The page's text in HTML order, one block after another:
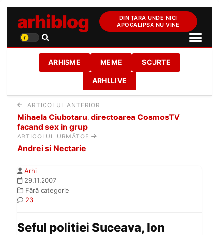
arhiblog
DIN ȚARA UNDE NICI
APOCALIPSA NU VINE
ARHISME MEME SCURTE
ARHI.LIVE
ARTICOLUL ANTERIOR
Mihaela Ciubotaru, directoarea CosmosTV
facand sex in grup
ARTICOLUL URMĂTOR
Andrei si Nectarie
Arhi
29.11.2007
Fără categorie
23
Seful politiei Suceava, Ion